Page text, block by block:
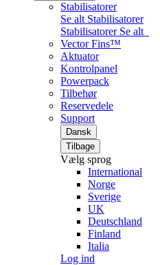
Stabilisatorer
Se alt Stabilisatorer
Stabilisatorer Se alt
Vector Fins™
Aktuator
Kontrolpanel
Powerpack
Tilbehør
Reservedele
Support
Dansk
Tilbage
Vælg sprog
International
Norge
Sverige
UK
Deutschland
Finland
Italia
Log ind